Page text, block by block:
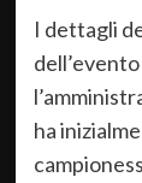
I dettagli
ha